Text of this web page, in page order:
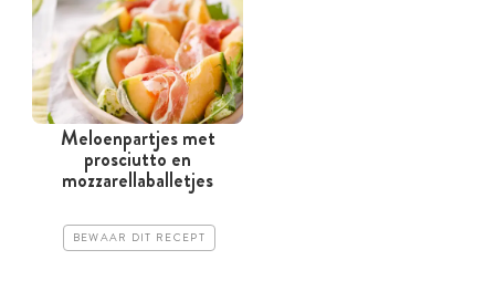
Meloenpartjes met
prosciutto en
mozzarellaballetjes
BEWAAR DIT RECEPT